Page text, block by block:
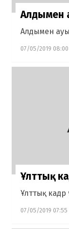
Алдымен
Алдымен
07/05/2019 08:00
Ұлттық
Ұлттық кадр
07/05/2019 07:55